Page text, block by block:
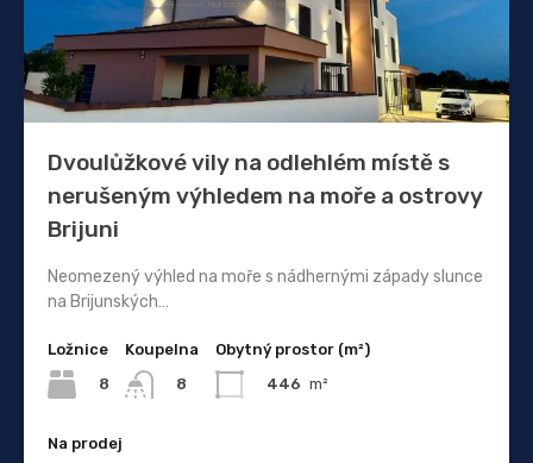
Dvoulůžkové vily na odlehlém místě s
nerušeným výhledem na moře a ostrovy
Brijuni
Neomezený výhled na moře s nádhernými západy slunce
na Brijunských…
Ložnice
8
Koupelna
8
Obytný prostor (m²)
446 m²
Na prodej